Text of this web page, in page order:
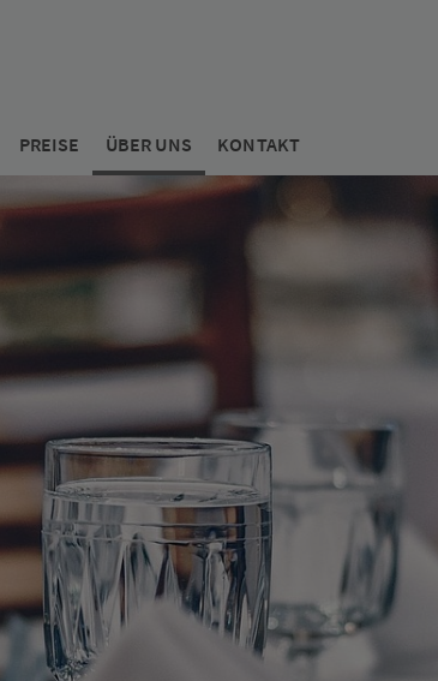
PREISE ÜBER UNS KONTAKT